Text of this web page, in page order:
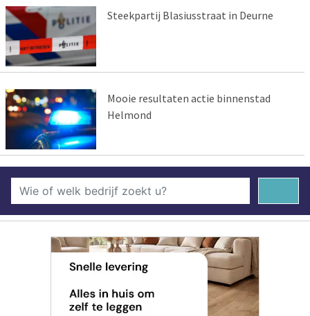
Steekpartij Blasiusstraat in Deurne
Mooie resultaten actie binnenstad
Helmond